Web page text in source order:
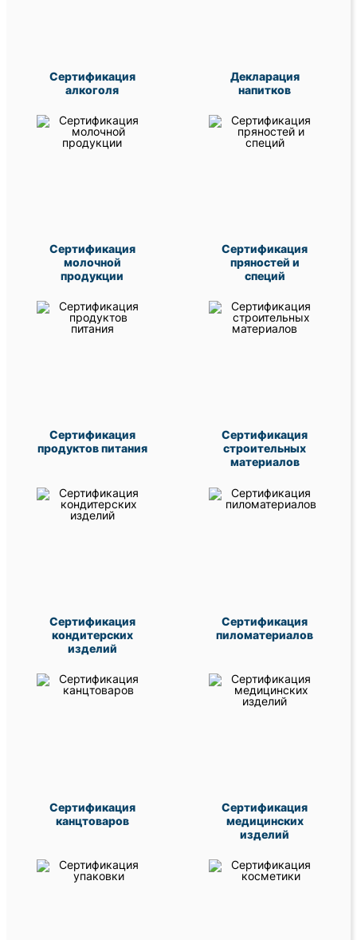
Сертификация
алкоголя
Декларация
напитков
Сертификация
молочной
продукции
Сертификация
пряностей и
специй
Сертификация
продуктов питания
Сертификация
строительных
материалов
Сертификация
кондитерских
изделий
Сертификация
пиломатериалов
Сертификация
канцтоваров
Сертификация
медицинских
изделий